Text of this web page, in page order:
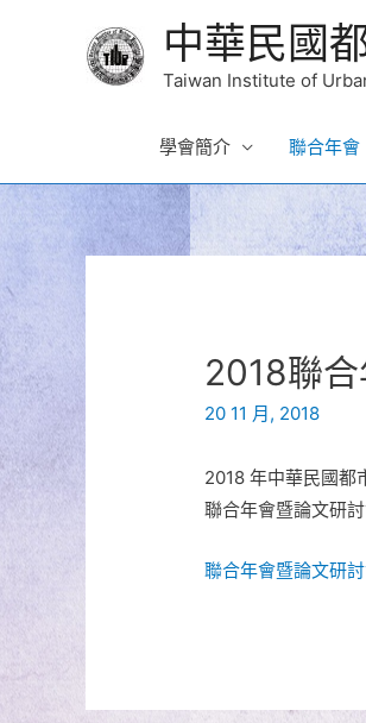
中華民國
Taiwan Institute of
學會簡介 聯合年會
2018聯
20 11 月, 2018
2018 年中華民國都
聯合年會暨論文研
聯合年會暨論文研